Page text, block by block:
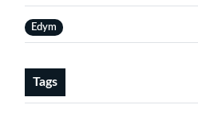
Edym
Tags